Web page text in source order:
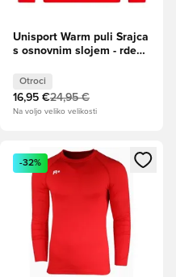
Unisport Warm puli Srajca
s osnovnim slojem - rdeča
Otroci
16,95 €24,95 €
Na voljo veliko velikosti
kot član
Odpre Modal za prijavo ali
-32%